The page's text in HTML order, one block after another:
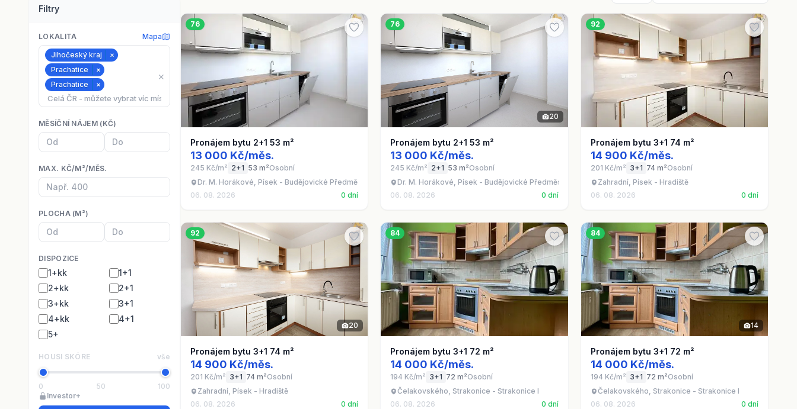
Filtry
LOKALITA Mapa
Jihočeský kraj
×
Prachatice
×
Prachatice
×
⨯
MĚSÍČNÍ NÁJEM (KČ)
MAX. KČ/M²/MĚS.
PLOCHA (M²)
DISPOZICE
1+kk
1+1
2+kk
2+1
3+kk
3+1
4+kk
4+1
5+
HOUSI SKÓRE vše
0 50
100
Investor+
76
Pronájem bytu 2+1 53 m²
13 000 Kč/měs.
245 Kč/m² 2+1 53 m²Osobní
Dr. M. Horákové, Písek - Budějovické Předměstí
06. 08. 2026
0 dní
76
20
Pronájem bytu 2+1 53 m²
13 000 Kč/měs.
245 Kč/m² 2+1 53 m²Osobní
Dr. M. Horákové, Písek - Budějovické Předměstí
06. 08. 2026
0 dní
92
Pronájem bytu 3+1 74 m²
14 900 Kč/měs.
201 Kč/m² 3+1 74 m²Osobní
Zahradní, Písek - Hradiště
06. 08. 2026
0 dní
92
20
Pronájem bytu 3+1 74 m²
14 900 Kč/měs.
201 Kč/m² 3+1 74 m²Osobní
Zahradní, Písek - Hradiště
06. 08. 2026
0 dní
84
Pronájem bytu 3+1 72 m²
14 000 Kč/měs.
194 Kč/m² 3+1 72 m²Osobní
Čelakovského, Strakonice - Strakonice I
06. 08. 2026
0 dní
84
14
Pronájem bytu 3+1 72 m²
14 000 Kč/měs.
194 Kč/m² 3+1 72 m²Osobní
Čelakovského, Strakonice - Strakonice I
06. 08. 2026
0 dní